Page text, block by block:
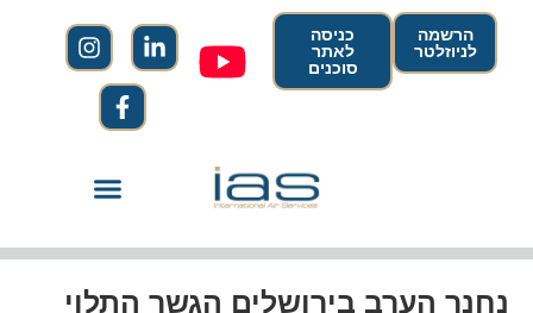
הרשמה
לניוזלטר
כניסה
לאתר
סוכנים
נחנך הערב בירושלים הגשר התלוי